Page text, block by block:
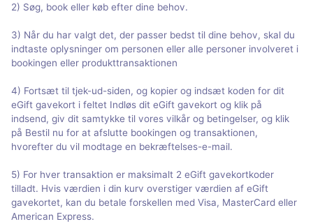
2) Søg, book eller køb efter dine behov.
3) Når du har valgt det, der passer bedst til dine behov, skal du
indtaste oplysninger om personen eller alle personer involveret i
bookingen eller produkttransaktionen
4) Fortsæt til tjek-ud-siden, og kopier og indsæt koden for dit
eGift gavekort i feltet Indløs dit eGift gavekort og klik på
indsend, giv dit samtykke til vores vilkår og betingelser, og klik
på Bestil nu for at afslutte bookingen og transaktionen,
hvorefter du vil modtage en bekræftelses-e-mail.
5) For hver transaktion er maksimalt 2 eGift gavekortkoder
tilladt. Hvis værdien i din kurv overstiger værdien af eGift
gavekortet, kan du betale forskellen med Visa, MasterCard eller
American Express.